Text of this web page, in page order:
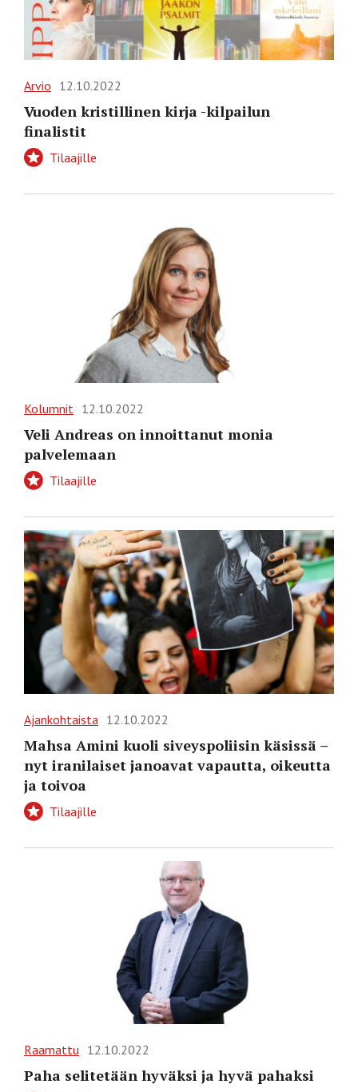
Arvio 12.10.2022
Vuoden kristillinen kirja -kilpailun
finalistit
Tilaajille
Kolumnit 12.10.2022
Veli Andreas on innoittanut monia
palvelemaan
Tilaajille
Ajankohtaista 12.10.2022
Mahsa Amini kuoli siveyspoliisin käsissä –
nyt iranilaiset janoavat vapautta, oikeutta
ja toivoa
Tilaajille
Raamattu 12.10.2022
Paha selitetään hyväksi ja hyvä pahaksi